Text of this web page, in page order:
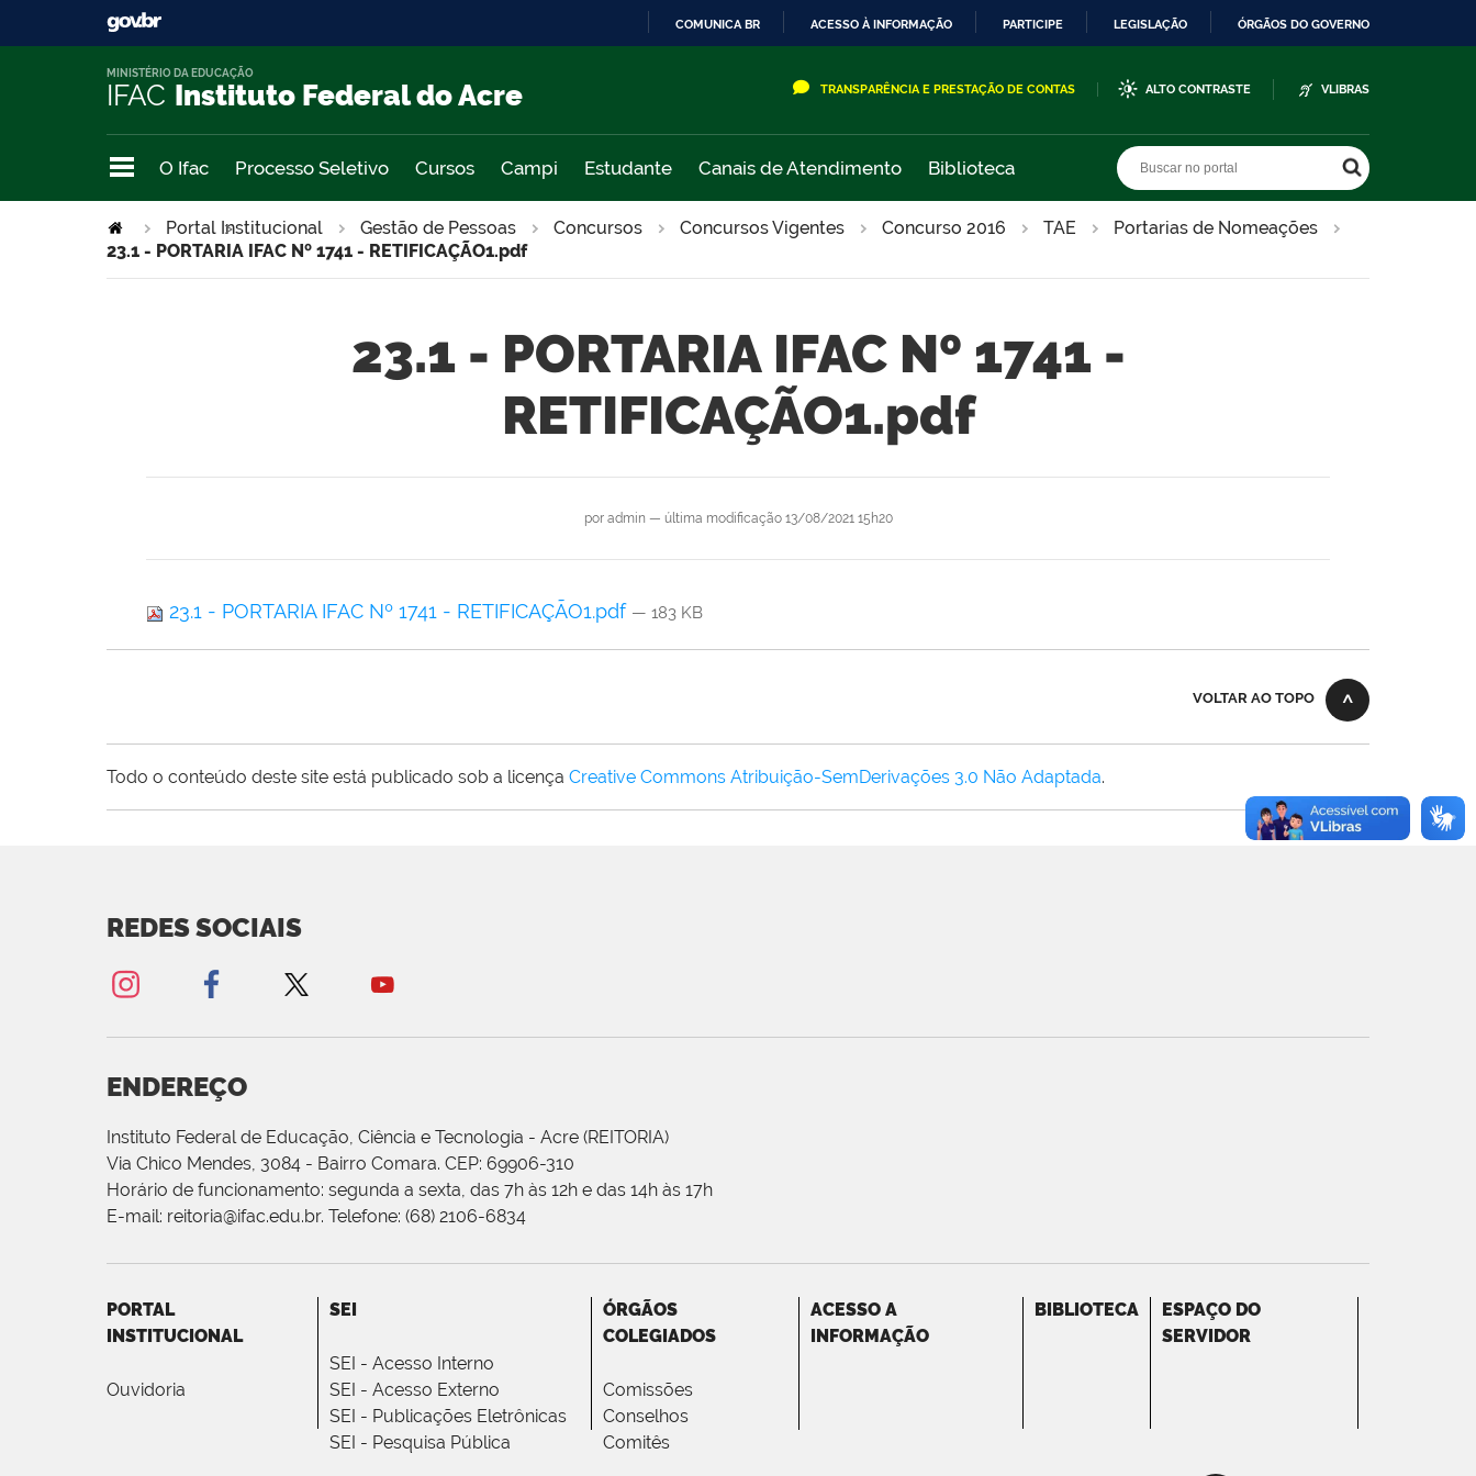
COMUNICA BR ACESSO À INFORMAÇÃO PARTICIPE LEGISLAÇÃO ÓRGÃOS DO GOVERNO
IFAC Instituto Federal do Acre
MINISTÉRIO DA EDUCAÇÃO
TRANSPARÊNCIA E PRESTAÇÃO DE CONTAS ALTO CONTRASTE VLIBRAS
O Ifac Processo Seletivo Cursos Campi Estudante Canais de Atendimento Biblioteca
Portal Institucional Gestão de Pessoas Concursos Concursos Vigentes Concurso 2016 TAE Portarias de Nomeações
>
23.1 - PORTARIA IFAC Nº 1741 - RETIFICAÇÃO1.pdf
23.1 - PORTARIA IFAC Nº 1741 -
RETIFICAÇÃO1.pdf
por admin— última modificação13/08/2021 15h20
23.1 - PORTARIA IFAC Nº 1741 - RETIFICAÇÃO1.pdf — 183 KB
VOLTAR AO TOPO
Todo o conteúdo deste site está publicado sob a licença Creative Commons Atribuição-SemDerivações 3.0 Não Adaptada.
REDES SOCIAIS
ENDEREÇO
Instituto Federal de Educação, Ciência e Tecnologia - Acre (REITORIA)
Via Chico Mendes, 3084 - Bairro Comara. CEP: 69906-310
Horário de funcionamento: segunda a sexta, das 7h às 12h e das 14h às 17h
E-mail: reitoria@ifac.edu.br. Telefone: (68) 2106-6834
PORTAL
INSTITUCIONAL
Ouvidoria
SEI
SEI - Acesso Interno
SEI - Acesso Externo
SEI - Publicações Eletrônicas
SEI - Pesquisa Pública
ÓRGÃOS
COLEGIADOS
Comissões
Conselhos
Comitês
ACESSO A
INFORMAÇÃO
BIBLIOTECA
ESPAÇO DO
SERVIDOR